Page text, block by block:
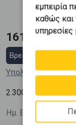
70 m2
161.000 €
Βρες στεγαστικό
Υπολόγισε τη
2.300 € / m
Ημ. Ενημέρωσης:
εμπειρία
καθώς και
υπηρεσίες